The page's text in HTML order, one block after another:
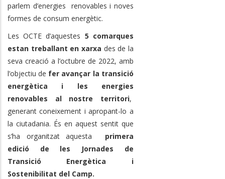
parlem d’energies renovables i noves
formes de consum energètic.
Les OCTE d’aquestes 5 comarques
estan treballant en xarxa des de la
seva creació a l’octubre de 2022, amb
l’objectiu de fer avançar la transició
energètica i les energies
renovables al nostre territori,
generant coneixement i apropant-lo a
la ciutadania. És en aquest sentit que
s’ha organitzat aquesta primera
edició de les Jornades de
Transició Energètica i
Sostenibilitat del Camp.